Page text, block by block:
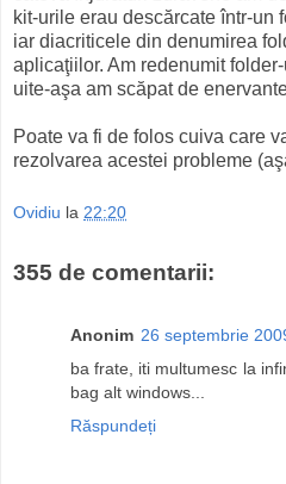
kit-urile erau descărcate într-un
iar diacriticele din denumirea
aplicaţiilor. Am redenumit
uite-aşa am scăpat de
Poate va fi de folos cuiva care
rezolvarea acestei probleme
Ovidiu la 22:20
355 de comentarii:
Anonim 26 septembrie
ba frate, iti multumesc la
bag alt windows...
Răspundeți